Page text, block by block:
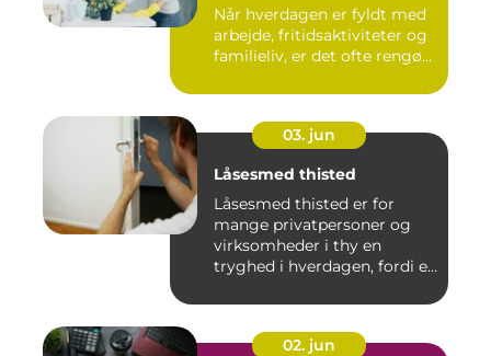
Når hverdagen er fyldt med
arbejde, fritidsaktiviteter og
familieliv, er det ofte rengø...
03. jun
Låsesmed thisted
Låsesmed thisted er for
mange privatpersoner og
virksomheder i thy en
tryghed i hverdagen, fordi en
02. jun